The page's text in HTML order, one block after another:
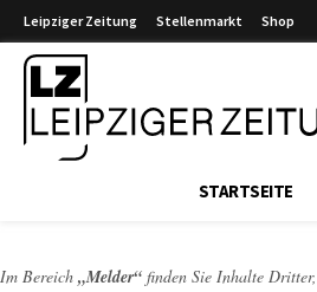
Leipziger Zeitung Stellenmarkt Shop
STARTSEITE
Im Bereich „Melder“ finden Sie Inhalte